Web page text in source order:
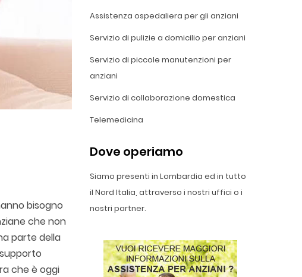
bisogno
che non
parte della
che è oggi
Assistenza ospedaliera per gli anziani
Servizio di pulizie a domicilio per anziani
Servizio di piccole manutenzioni per
anziani
Servizio di collaborazione domestica
Telemedicina
Dove operiamo
Siamo presenti in Lombardia ed in tutto
il Nord Italia, attraverso i nostri uffici o i
nostri partner.